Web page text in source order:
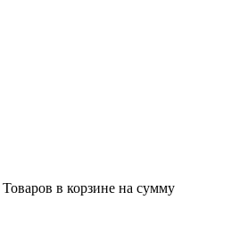
Товаров в корзине на сумму